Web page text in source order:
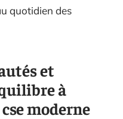
quotidien des
et
à
moderne